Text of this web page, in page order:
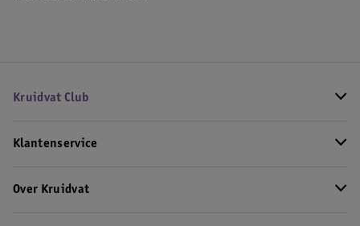
Kruidvat Club
Klantenservice
Over Kruidvat